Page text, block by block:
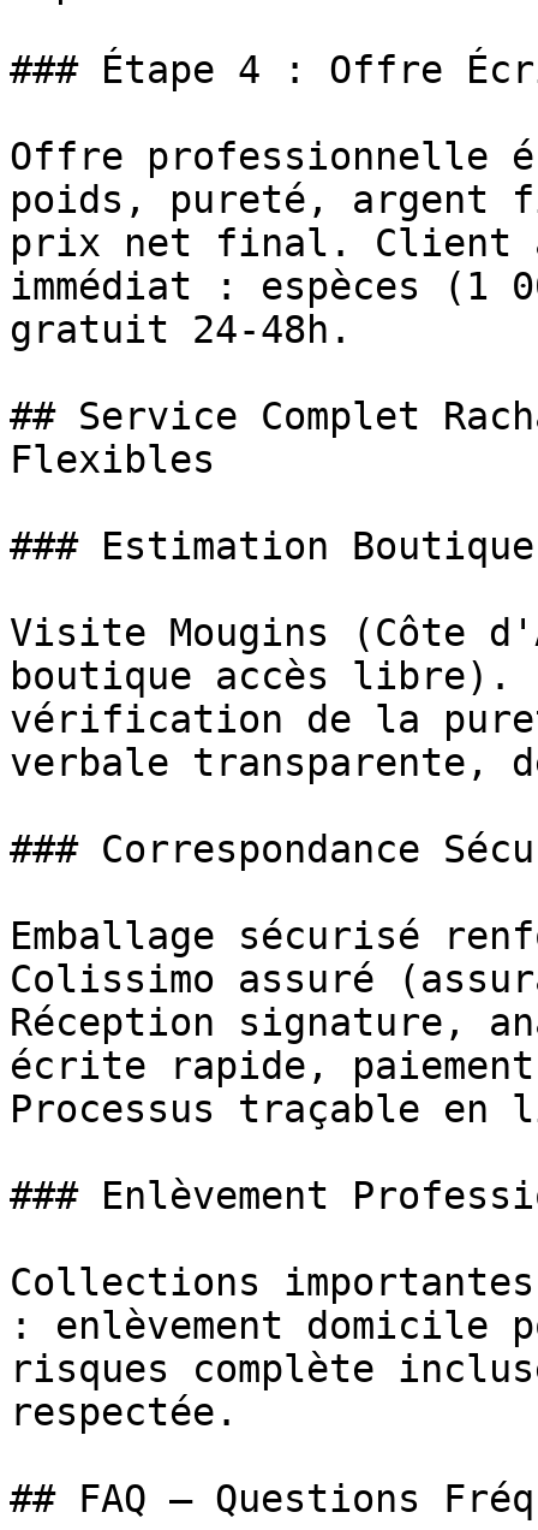
### Étape 4 : Offre
Offre
poids, pureté, argent
prix net final. Client
immédiat : espèces (1
gratuit 24-48h.
## Service Complet
Flexibles
### Estimation
Visite Mougins (Côte
boutique accès libre).
vérification de la
verbale transparente,
### Correspondance
Emballage sécurisé
Colissimo assuré
Réception signature,
écrite rapide,
Processus traçable en
### Enlèvement
Collections
: enlèvement domicile
risques complète
respectée.
## FAQ — Questions